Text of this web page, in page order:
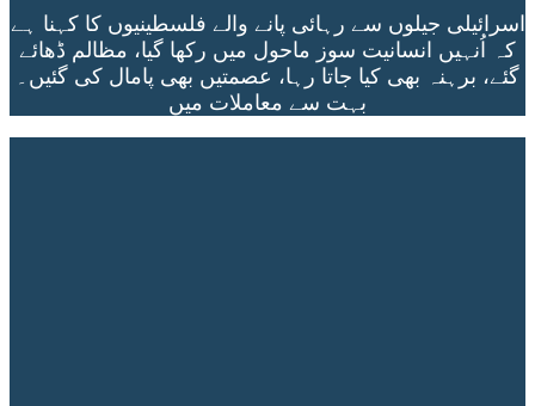
اسرائیلی جیلوں سے رہائی پانے والے فلسطینیوں کا کہنا ہے
کہ اُنہیں انسانیت سوز ماحول میں رکھا گیا، مظالم ڈھائے
گئے، برہنہ بھی کیا جاتا رہا، عصمتیں بھی پامال کی گئیں۔
بہت سے معاملات میں